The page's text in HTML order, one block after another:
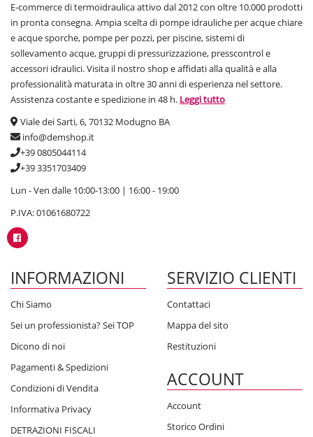
E-commerce di termoidraulica attivo dal 2012 con oltre 10.000 prodotti
in pronta consegna. Ampia scelta di pompe idrauliche per acque chiare
e acque sporche, pompe per pozzi, per piscine, sistemi di
sollevamento acque, gruppi di pressurizzazione, presscontrol e
accessori idraulici. Visita il nostro shop e affidati alla qualità e alla
professionalità maturata in oltre 30 anni di esperienza nel settore.
Assistenza costante e spedizione in 48 h. Leggi tutto
Viale dei Sarti, 6, 70132 Modugno BA
info@demshop.it
+39 0805044114
+39 3351703409
Lun - Ven dalle 10:00-13:00 | 16:00 - 19:00
P.IVA: 01061680722
INFORMAZIONI
Chi Siamo
Sei un professionista? Sei TOP
Dicono di noi
Pagamenti & Spedizioni
Condizioni di Vendita
Informativa Privacy
DETRAZIONI FISCALI
SERVIZIO CLIENTI
Contattaci
Mappa del sito
Restituzioni
ACCOUNT
Account
Storico Ordini